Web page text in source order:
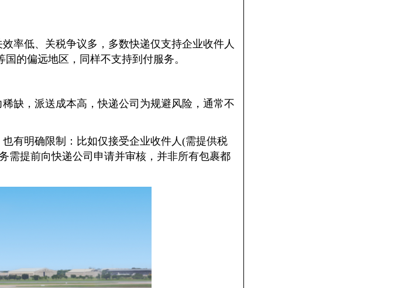
低、关税争议多，多数快递仅支持企业收件人
的偏远地区，同样不支持到付服务。
，派送成本高，快递公司为规避风险，通常不
明确限制：比如仅接受企业收件人(需提供税
需提前向快递公司申请并审核，并非所有包裹都